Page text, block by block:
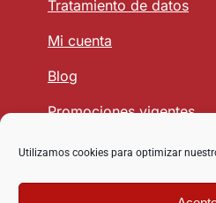
Utilizamos cookies para optimizar
Tratamiento de datos
Mi cuenta
Blog
Promociones vigentes
Seguridad y